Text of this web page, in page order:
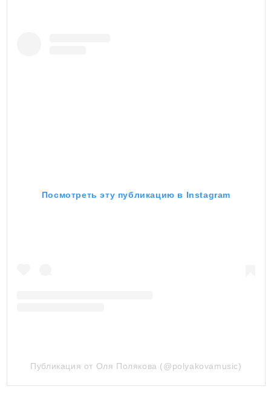
Посмотреть эту публикацию в Instagram
Публикация от Оля Полякова (@polyakovamusic)